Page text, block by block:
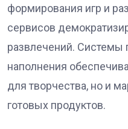
формирования игр и
сервисов
развлечений. Системы
наполнения
для творчества, но и
готовых продуктов.